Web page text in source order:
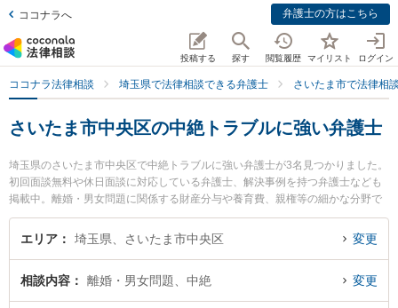
ココナラへ 弁護士の方はこちら
投稿する 探す 閲覧履歴 マイリスト ログイン
ココナラ法律相談 埼玉県で法律相談できる弁護士 さいたま市で法律相
さいたま市中央区の中絶トラブルに強い弁護士
埼玉県のさいたま市中央区で中絶トラブルに強い弁護士が3名見つかりました。
初回面談無料や休日面談に対応している弁護士、解決事例を持つ弁護士なども
掲載中。離婚・男女問題に関係する財産分与や養育費、親権等の細かな分野で
の絞り込み検索もでき便利です。特にSINTO法律事務所の鈴木 秀二弁護士やさ
いたま新都心法律事務所の眞砂 一也弁護士、安里総合法律事務所の安里 国之助
護士に相談したい』『中絶トラブルのトラブル解決の実績豊富な近くの弁護士
を検索したい』『初回相談無料で中絶トラブルを法律相談できるさいたま市中
エリア 埼玉県、さいたま市中央区 変更
相談内容 離婚・男女問題、中絶 変更